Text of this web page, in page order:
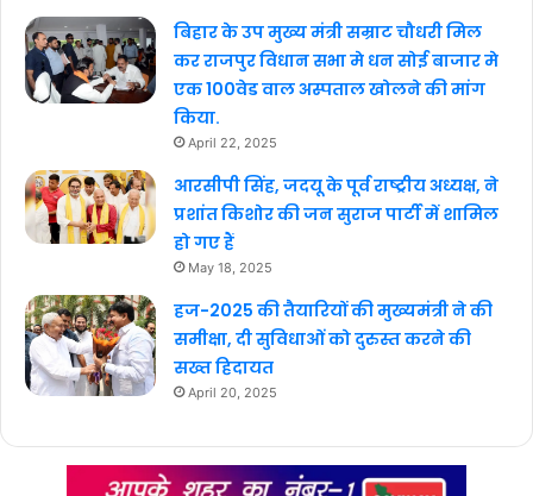
बिहार के उप मुख्य मंत्री सम्राट चौधरी मिल
कर राजपुर विधान सभा मे धन सोई बाजार मे
एक 100वेड वाल अस्पताल खोलने की मांग
किया.
April 22, 2025
आरसीपी सिंह, जदयू के पूर्व राष्ट्रीय अध्यक्ष, ने
प्रशांत किशोर की जन सुराज पार्टी में शामिल
हो गए हैं
May 18, 2025
हज-2025 की तैयारियों की मुख्यमंत्री ने की
समीक्षा, दी सुविधाओं को दुरुस्त करने की
सख्त हिदायत
April 20, 2025